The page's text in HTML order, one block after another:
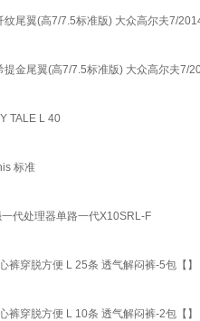
尾翼(高7/7.5标准版) 大众高尔夫7/
金尾翼(高7/7.5标准版) 大众高尔夫7/
TALE L 40
标准
代处理器单路一代X10SRL-F
裤穿脱方便 L 25条 透气解闷裤-5包【】
裤穿脱方便 L 10条 透气解闷裤-2包【】